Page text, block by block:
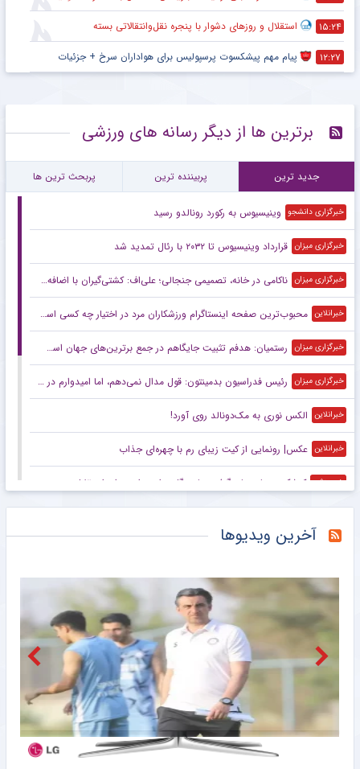
۱۵:۲۴ استقلال و روزهای دشوار با پنجره نقل‌وانتقالاتی بسته
۱۲:۲۷ پیام مهم پیشکسوت پرسپولیس برای هواداران سرخ + جزئیات
برترین ها از دیگر رسانه های ورزشی
جدید ترین پربیننده ترین پربحث ترین ها
خبرگزاری دانشجو وینیسیوس به رکورد رونالدو رسید
خبرگزاری میزان قرارداد وینیسیوس تا ۲۰۳۲ با رئال‌ تمدید شد
خبرگزاری میزان ناکامی در خانه، تصمیمی جنجالی؛ علی‌اف: کشتی‌گیران با اضافه‌وزن از تیم ملی اخراج می‌شوند!
خبرانلاین محبوب‌ترین صفحه اینستاگرام ورزشکاران مرد در اختیار چه کسی است؟
خبرگزاری میزان رستمیان: هدفم تثبیت جایگاهم در جمع برترین‌های جهان است/ برای درخشش در هر دو ماده آماده می‌شوم
خبرگزاری میزان رئیس فدراسیون بدمینتون: قول مدال نمی‌دهم، اما امیدوارم در ناگویا و داکار اتفاقات خوبی بیفتد/ هدف اصلی ما کسب سهمیه المپیک لس‌آنجلس است
خبرانلاین الکس نوری به مک‌دونالد روی آورد!
خبرانلاین عکس| رونمایی از کیت زیبای رم با چهره‌ای جذاب
خبرورزشی کوشکی دوباره جان گرفت؛ پاس گل و امیدواری برای استقلال
تونل زمان| تیم ملی با گل‌های علی دایی روی سکو رفت/ زخم کاری ایران بر پیکر بحرین
خبرورزشی اخراج میلاد محمدی در اولین بازی فیکس
باشگاه خبرنگاران جوان با تصمیم فدراسیون بین‌المللی وزنه‌برداری؛ رکورد‌های جهانی یوسفی و نصیری حفظ شد
خبرگزاری مهر بازدید سرپرست فدراسیون پارادوومیدانی از دومین اردوی تیم ملی مردان
عکس| اخراج ملی‌پوش فوتبال ایران در ۱۲ دقیقه!
آخرین ویدیوها